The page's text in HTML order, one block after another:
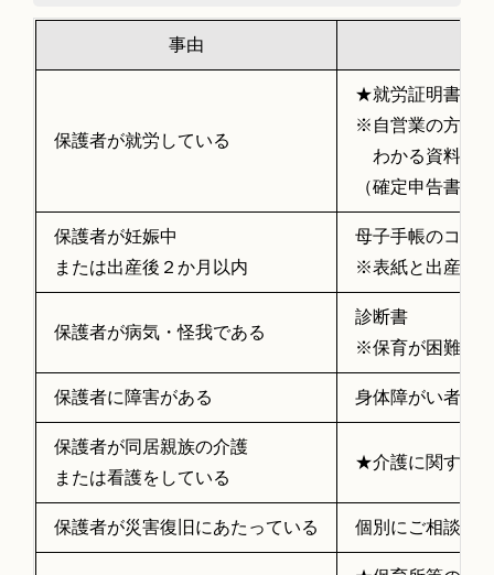
事由
保護者が就労している
★就労証明書
※自営業の方は
わかる資料を
（確定申告書、
保護者が妊娠中
または出産後２か月以内
母子手帳のコピ
※表紙と出産予
保護者が病気・怪我である
診断書
※保育が困難な
保護者に障害がある 身体障がい者手
保護者が同居親族の介護
または看護をしている
★介護に関する
保護者が災害復旧にあたっている 個別にご相談く